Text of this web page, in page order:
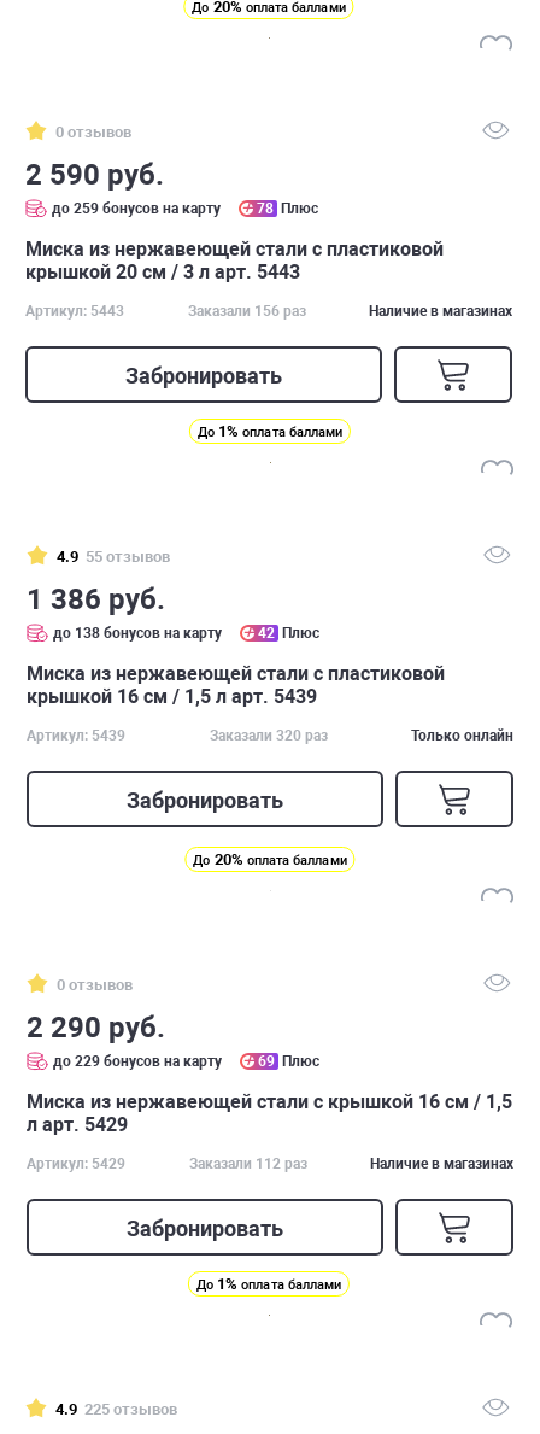
До 20% оплата баллами
0 отзывов
2 590 руб.
до 259 бонусов на карту 78 Плюс
Миска из нержавеющей стали с пластиковой
крышкой 20 см / 3 л арт. 5443
Артикул: 5443 Заказали 156 раз Наличие в магазинах
Забронировать
До 1% оплата баллами
4.9 55 отзывов
1 386 руб.
до 138 бонусов на карту 42 Плюс
Миска из нержавеющей стали с пластиковой
крышкой 16 см / 1,5 л арт. 5439
Артикул: 5439 Заказали 320 раз Только онлайн
Забронировать
До 20% оплата баллами
0 отзывов
2 290 руб.
до 229 бонусов на карту 69 Плюс
Миска из нержавеющей стали с крышкой 16 см / 1,5
л арт. 5429
Артикул: 5429 Заказали 112 раз Наличие в магазинах
Забронировать
До 1% оплата баллами
4.9 225 отзывов